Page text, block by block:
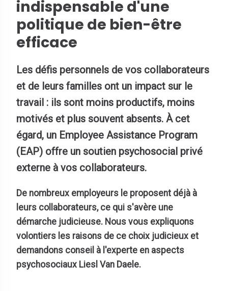
indispensable d'une
politique de bien-être
efficace
Les défis personnels de vos collaborateurs
et de leurs familles ont un impact sur le
travail : ils sont moins productifs, moins
motivés et plus souvent absents. À cet
égard, un Employee Assistance Program
(EAP) offre un soutien psychosocial privé
externe à vos collaborateurs.
De nombreux employeurs le proposent déjà à
leurs collaborateurs, ce qui s'avère une
démarche judicieuse. Nous vous expliquons
volontiers les raisons de ce choix judicieux et
demandons conseil à l'experte en aspects
psychosociaux Liesl Van Daele.